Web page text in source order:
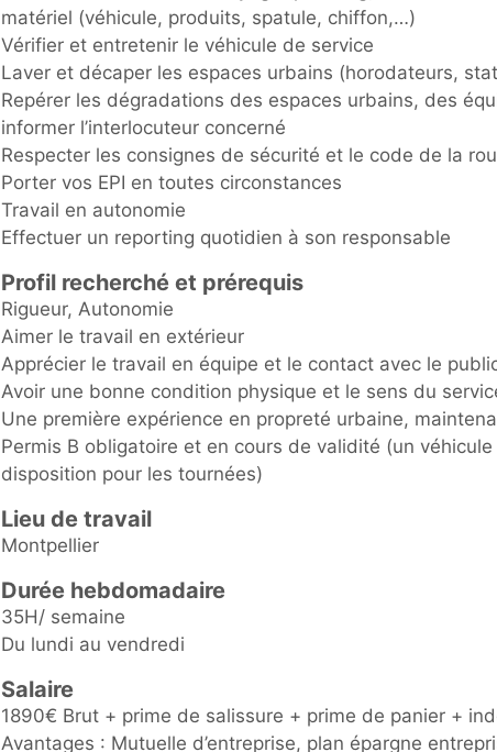
matériel (véhicule, produits, spatule, chiffon,…)
Vérifier et entretenir le véhicule de service
Laver et décaper les espaces urbains (horodateurs,
Repérer les dégradations des espaces urbains, des
informer l’interlocuteur concerné
Respecter les consignes de sécurité et le code de la
Porter vos EPI en toutes circonstances
Travail en autonomie
Effectuer un reporting quotidien à son responsable
Profil recherché et prérequis
Rigueur, Autonomie
Aimer le travail en extérieur
Apprécier le travail en équipe et le contact avec le
Avoir une bonne condition physique et le sens du
Une première expérience en propreté urbaine,
Permis B obligatoire et en cours de validité (un
disposition pour les tournées)
Lieu de travail
Montpellier
Durée hebdomadaire
35H/ semaine
Du lundi au vendredi
Salaire
1890€ Brut + prime de salissure + prime de panier +
Avantages : Mutuelle d’entreprise, plan épargne